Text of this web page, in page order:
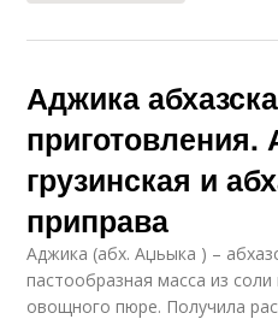
Аджика
приготовления.
грузинская и
приправа
Аджика (абх. Аџьыка ) –
пастообразная масса из
овощного пюре. Получила